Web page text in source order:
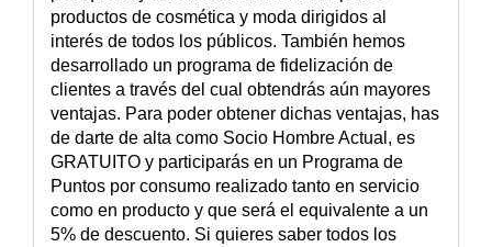
productos de cosmética y moda dirigidos al
interés de todos los públicos. También hemos
desarrollado un programa de fidelización de
clientes a través del cual obtendrás aún mayores
ventajas. Para poder obtener dichas ventajas, has
de darte de alta como Socio Hombre Actual, es
GRATUITO y participarás en un Programa de
Puntos por consumo realizado tanto en servicio
como en producto y que será el equivalente a un
5% de descuento. Si quieres saber todos los